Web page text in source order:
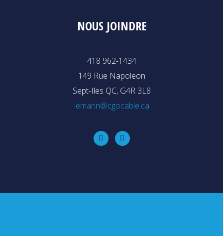
NOUS JOINDRE
418 962-1434
149 Rue Napoleon
Sept-Iles QC, G4R 3L8
lemarin@cgocable.ca